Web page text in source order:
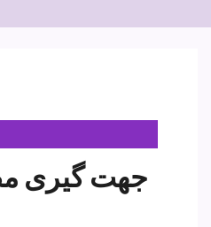
جهت گیری